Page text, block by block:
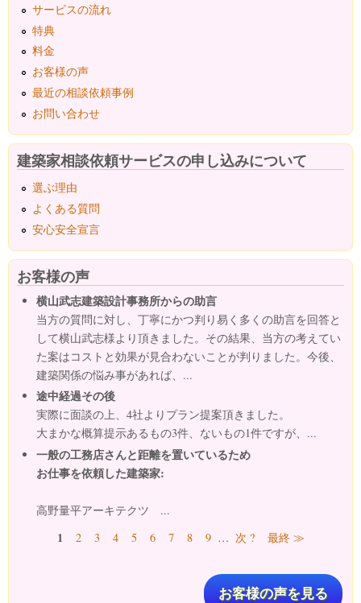
サービスの流れ
特典
料金
お客様の声
最近の相談依頼事例
お問い合わせ
建築家相談依頼サービスの申し込みについて
選ぶ理由
よくある質問
安心安全宣言
お客様の声
横山武志建築設計事務所からの助言
当方の質問に対し、丁寧にかつ判り易く多くの助言を回答と
して横山武志様より頂きました。その結果、当方の考えてい
た案はコストと効果が見合わないことが判りました。今後、
建築関係の悩み事があれば、...
途中経過その後
実際に面談の上、4社よりプラン提案頂きました。
大まかな概算提示あるもの3件、ないもの1件ですが、...
一般の工務店さんと距離を置いているため
お仕事を依頼した建築家:
高野量平アーキテクツ ...
ページ1 2 3 4 5 6 7 8 9 … 次 ? 最終 ≫
お客様の声を見る